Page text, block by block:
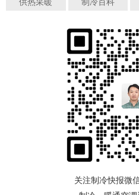
关注制冷快报微